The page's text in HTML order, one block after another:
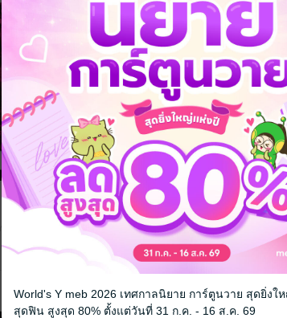
ตอน มงกุฏ
มพ์ Prism
ชัน
เพชรพระอุมา ตอน มงกุฏ
ไพร เล่ม 46
พนมเทียน/ สำนักพิมพ์ Prism
นิยายผจญภัย/บู๊แอกชัน
No Rating
World's Y meb 2026 เทศกาลนิยาย การ์ตูนวาย สุดยิ่งใ
สุดฟิน สูงสุด 80% ตั้งแต่วันที่ 31 ก.ค. - 16 ส.ค. 69